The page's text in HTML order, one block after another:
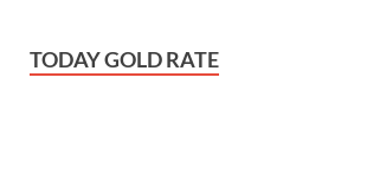
TODAY GOLD RATE